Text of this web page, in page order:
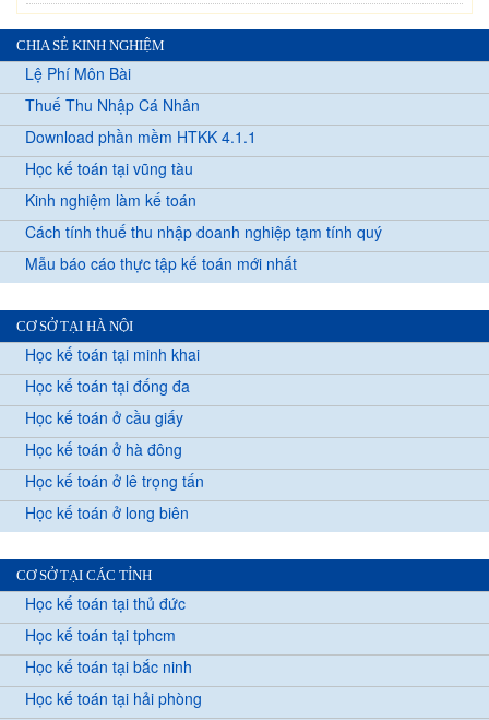
CHIA SẺ KINH NGHIỆM
Lệ Phí Môn Bài
Thuế Thu Nhập Cá Nhân
Download phần mềm HTKK 4.1.1
Học kế toán tại vũng tàu
Kinh nghiệm làm kế toán
Cách tính thuế thu nhập doanh nghiệp tạm tính quý
Mẫu báo cáo thực tập kế toán mới nhất
CƠ SỞ TẠI HÀ NỘI
Học kế toán tại minh khai
Học kế toán tại đống đa
Học kế toán ở cầu giấy
Học kế toán ở hà đông
Học kế toán ở lê trọng tấn
Học kế toán ở long biên
CƠ SỞ TẠI CÁC TỈNH
Học kế toán tại thủ đức
Học kế toán tại tphcm
Học kế toán tại bắc ninh
Học kế toán tại hải phòng